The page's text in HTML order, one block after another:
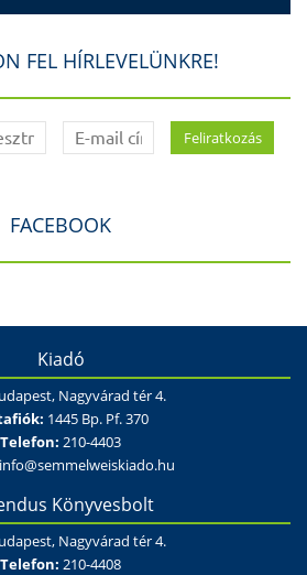
FEL HÍRLEVELÜNKRE!
FACEBOOK
Kiadó
Nagyvárad tér 4.
1445 Bp. Pf. 370
Telefon: 210-4403
info@semmelweiskiado.hu
Könyvesbolt
Nagyvárad tér 4.
Telefon: 210-4408